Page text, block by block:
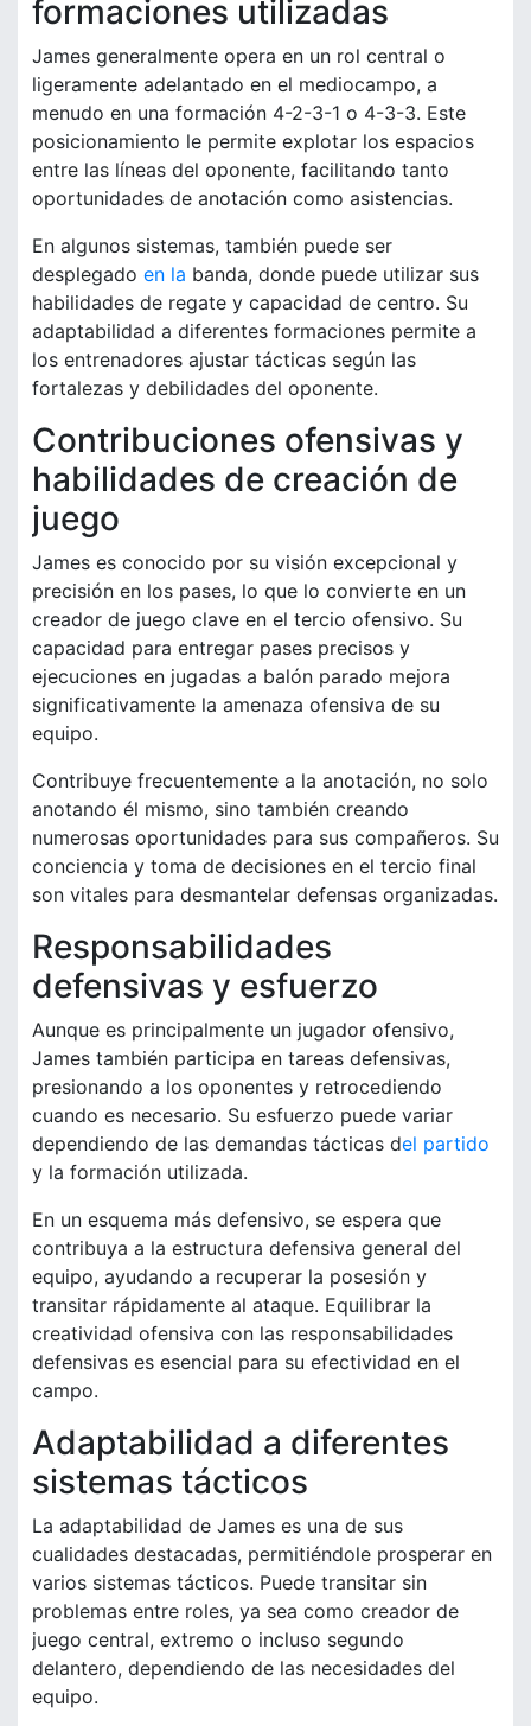
formaciones utilizadas
James generalmente opera en un rol central o
ligeramente adelantado en el mediocampo, a
menudo en una formación 4-2-3-1 o 4-3-3. Este
posicionamiento le permite explotar los espacios
entre las líneas del oponente, facilitando tanto
oportunidades de anotación como asistencias.
En algunos sistemas, también puede ser
desplegado en la banda, donde puede utilizar sus
habilidades de regate y capacidad de centro. Su
adaptabilidad a diferentes formaciones permite a
los entrenadores ajustar tácticas según las
fortalezas y debilidades del oponente.
Contribuciones ofensivas y
habilidades de creación de
juego
James es conocido por su visión excepcional y
precisión en los pases, lo que lo convierte en un
creador de juego clave en el tercio ofensivo. Su
capacidad para entregar pases precisos y
ejecuciones en jugadas a balón parado mejora
significativamente la amenaza ofensiva de su
equipo.
Contribuye frecuentemente a la anotación, no solo
anotando él mismo, sino también creando
numerosas oportunidades para sus compañeros. Su
conciencia y toma de decisiones en el tercio final
son vitales para desmantelar defensas organizadas.
Responsabilidades
defensivas y esfuerzo
Aunque es principalmente un jugador ofensivo,
James también participa en tareas defensivas,
presionando a los oponentes y retrocediendo
cuando es necesario. Su esfuerzo puede variar
dependiendo de las demandas tácticas del partido
y la formación utilizada.
En un esquema más defensivo, se espera que
contribuya a la estructura defensiva general del
equipo, ayudando a recuperar la posesión y
transitar rápidamente al ataque. Equilibrar la
creatividad ofensiva con las responsabilidades
defensivas es esencial para su efectividad en el
campo.
Adaptabilidad a diferentes
sistemas tácticos
La adaptabilidad de James es una de sus
cualidades destacadas, permitiéndole prosperar en
varios sistemas tácticos. Puede transitar sin
problemas entre roles, ya sea como creador de
juego central, extremo o incluso segundo
delantero, dependiendo de las necesidades del
equipo.